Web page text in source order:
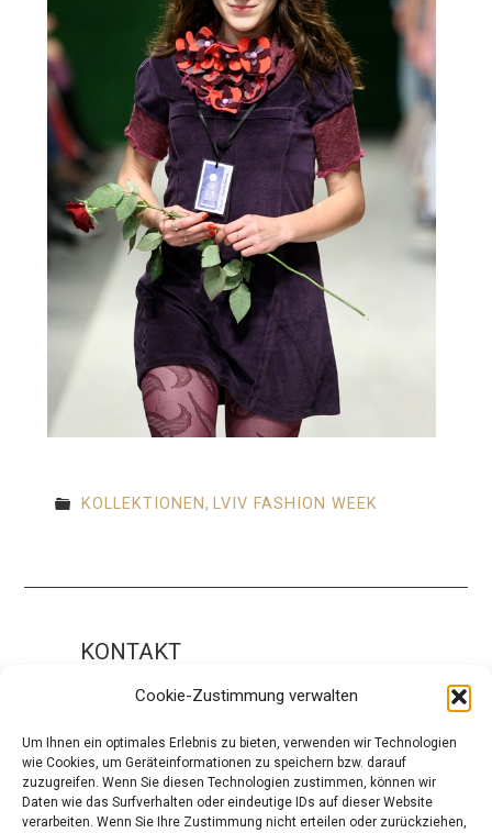
Cookie-Zustimmung verwalten
Um Ihnen ein optimales Erlebnis zu bieten, verwenden wir Technologien
wie Cookies, um Geräteinformationen zu speichern bzw. darauf
zuzugreifen. Wenn Sie diesen Technologien zustimmen, können wir
Daten wie das Surfverhalten oder eindeutige IDs auf dieser Website
verarbeiten. Wenn Sie Ihre Zustimmung nicht erteilen oder zurückziehen,
KOLLEKTIONEN, LVIV FASHION WEEK
KONTAKT
Impressum
ÜBER UNS
Die Redaktion
Über modaCYCLE